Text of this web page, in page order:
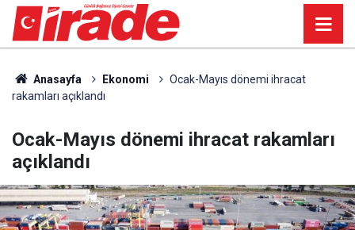
Anasayfa Ekonomi
Ocak-Mayıs dönemi ihracat
rakamları açıklandı
Ocak-Mayıs dönemi ihracat rakamları
açıklandı